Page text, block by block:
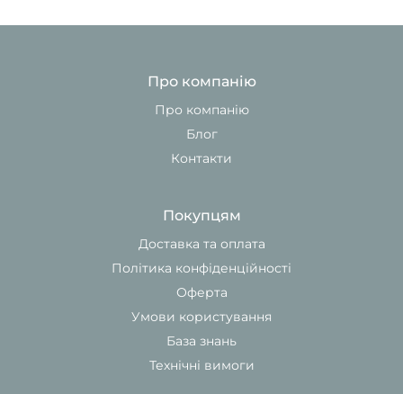
Про компанію
Про компанію
Блог
Контакти
Покупцям
Доставка та оплата
Політика конфіденційності
Оферта
Умови користування
База знань
Технічні вимоги